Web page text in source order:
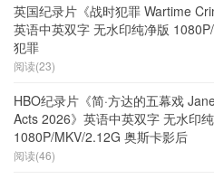
英国纪录片《战时犯罪 Wartime
英语中英双字 无水印纯净版
犯罪
阅读(23)
HBO纪录片《简·方达的五幕戏
Acts 2026》英语中英双字 无水印
1080P/MKV/2.12G 奥斯卡影后
阅读(46)